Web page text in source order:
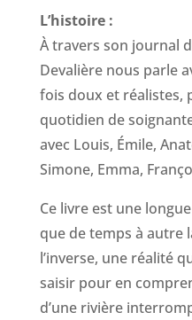
L’histoire :
À travers son journal
Devalière nous parle
fois doux et réalistes,
quotidien de
avec Louis, Émile,
Simone, Emma,
Ce livre est une
que de temps à
l’inverse, une réalité
saisir pour en
d’une rivière